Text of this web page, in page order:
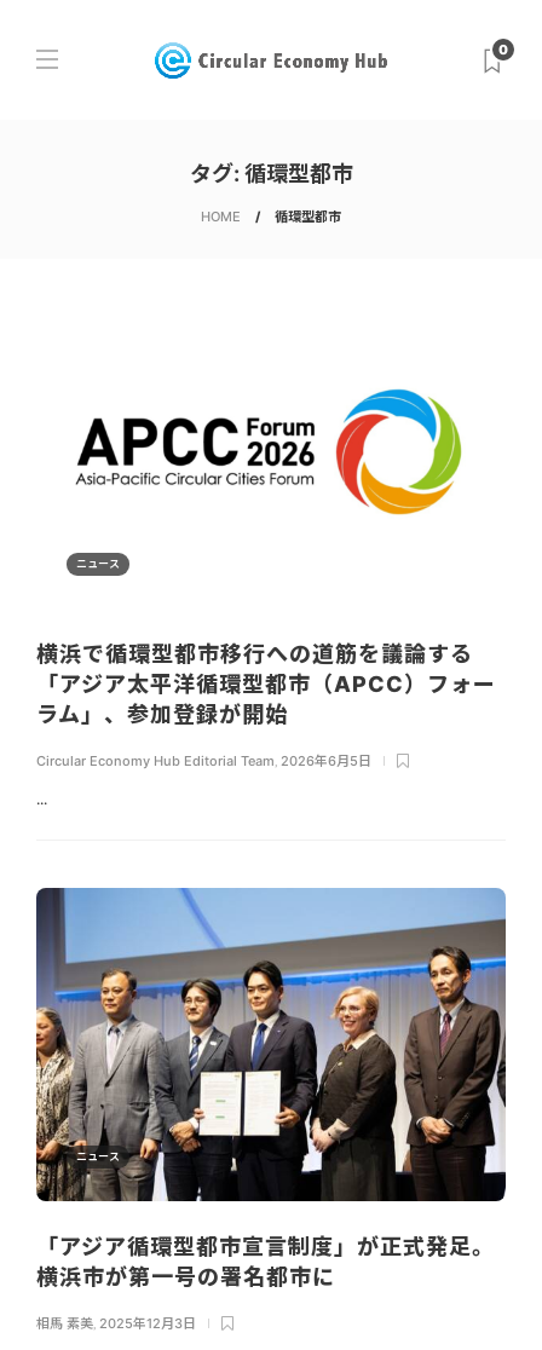
0
タグ: 循環型都市
HOME 循環型都市
ニュース
横浜で循環型都市移行への道筋を議論する
「アジア太平洋循環型都市（APCC）フォー
ラム」、参加登録が開始
Circular Economy Hub Editorial Team 2026年6月5日
...
ニュース
「アジア循環型都市宣言制度」が正式発足。
横浜市が第一号の署名都市に
相馬 素美 2025年12月3日